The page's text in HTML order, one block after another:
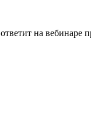
на вебинаре